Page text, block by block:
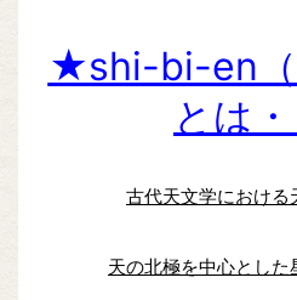
★shi-bi-en（
とは・
古代天文学における
天の北極を中心とした